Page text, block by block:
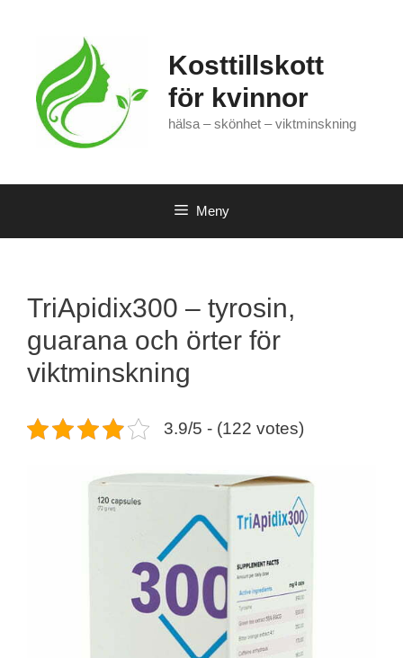
Kosttillskott
för kvinnor
hälsa – skönhet – viktminskning
Meny
TriApidix300 – tyrosin,
guarana och örter för
viktminskning
3.9/5 - (122 votes)